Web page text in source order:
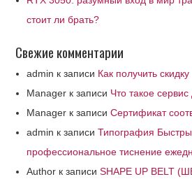
стоит ли брать?
Свежие комментарии
admin к записи Как получить
Manager к записи Что такое
Manager к записиСертификат
admin к записиТипография
профессиональное тиснение
Author к записиSHAPE UP BELT